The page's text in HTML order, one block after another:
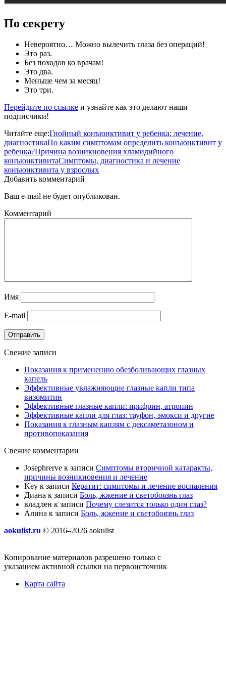
По секрету
Невероятно… Можно вылечить глаза без операций!
Это раз.
Без походов ко врачам!
Это два.
Меньше чем за месяц!
Это три.
Перейдите по ссылке и узнайте как это делают наши
подписчики!
Читайте еще:Гнойный конъюнктивит у ребенка: лечение,
диагностикаПо каким симптомам определить конъюнктивит у
ребенка?Причина возникновения хламидийного
конъюнктивитаСимптомы, диагностика и лечение
конъюнктивита у взрослых
Добавить комментарий
Ваш e-mail не будет опубликован.
Комментарий
Имя
E-mail
Отправить
Свежие записи
Показания к применению обезболивающих глазных
капель
Эффективные увлажняющие глазные капли типа
визомитин
Эффективные глазные капли: ирифрин, атропин
Эффективные капли для глаз: тауфон, эмокси и другие
Показания к глазным каплям с дексаметазоном и
противопоказания
Свежие комментарии
Josephrerve к записи Симптомы вторичной катаракты,
причины возникновения и лечение
Key к записи Кератит: симптомы и лечение воспаления
Диана к записи Боль, жжение и светобоязнь глаз
владлен к записи Почему слезится только один глаз?
Алина к записи Боль, жжение и светобоязнь глаз
aokulist.ru © 2016–2026 aokulist
Копирование материалов разрешено только с
указанием активной ссылки на первоисточник
Карта сайта